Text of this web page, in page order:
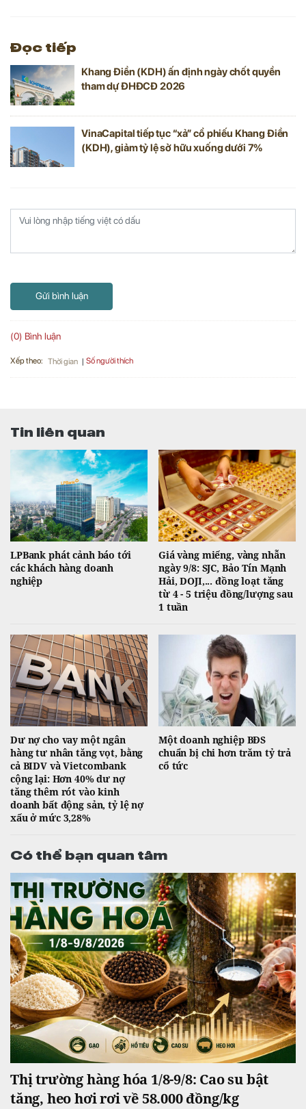
Đọc tiếp
Khang Điền (KDH) ấn định ngày chốt quyền
tham dự ĐHĐCĐ 2026
VinaCapital tiếp tục “xả” cổ phiếu Khang Điền
(KDH), giảm tỷ lệ sở hữu xuống dưới 7%
Gửi bình luận
(0) Bình luận
Xếp theo: Thời gian Số người thích
Tin liên quan
LPBank phát cảnh báo tới
các khách hàng doanh
nghiệp
Giá vàng miếng, vàng nhẫn
ngày 9/8: SJC, Bảo Tín Mạnh
Hải, DOJI,... đồng loạt tăng
từ 4 - 5 triệu đồng/lượng sau
1 tuần
Dư nợ cho vay một ngân
hàng tư nhân tăng vọt, bằng
cả BIDV và Vietcombank
cộng lại: Hơn 40% dư nợ
tăng thêm rót vào kinh
doanh bất động sản, tỷ lệ nợ
xấu ở mức 3,28%
Một doanh nghiệp BĐS
chuẩn bị chi hơn trăm tỷ trả
cổ tức
Có thể bạn quan tâm
Thị trường hàng hóa 1/8-9/8: Cao su bật
tăng, heo hơi rơi về 58.000 đồng/kg